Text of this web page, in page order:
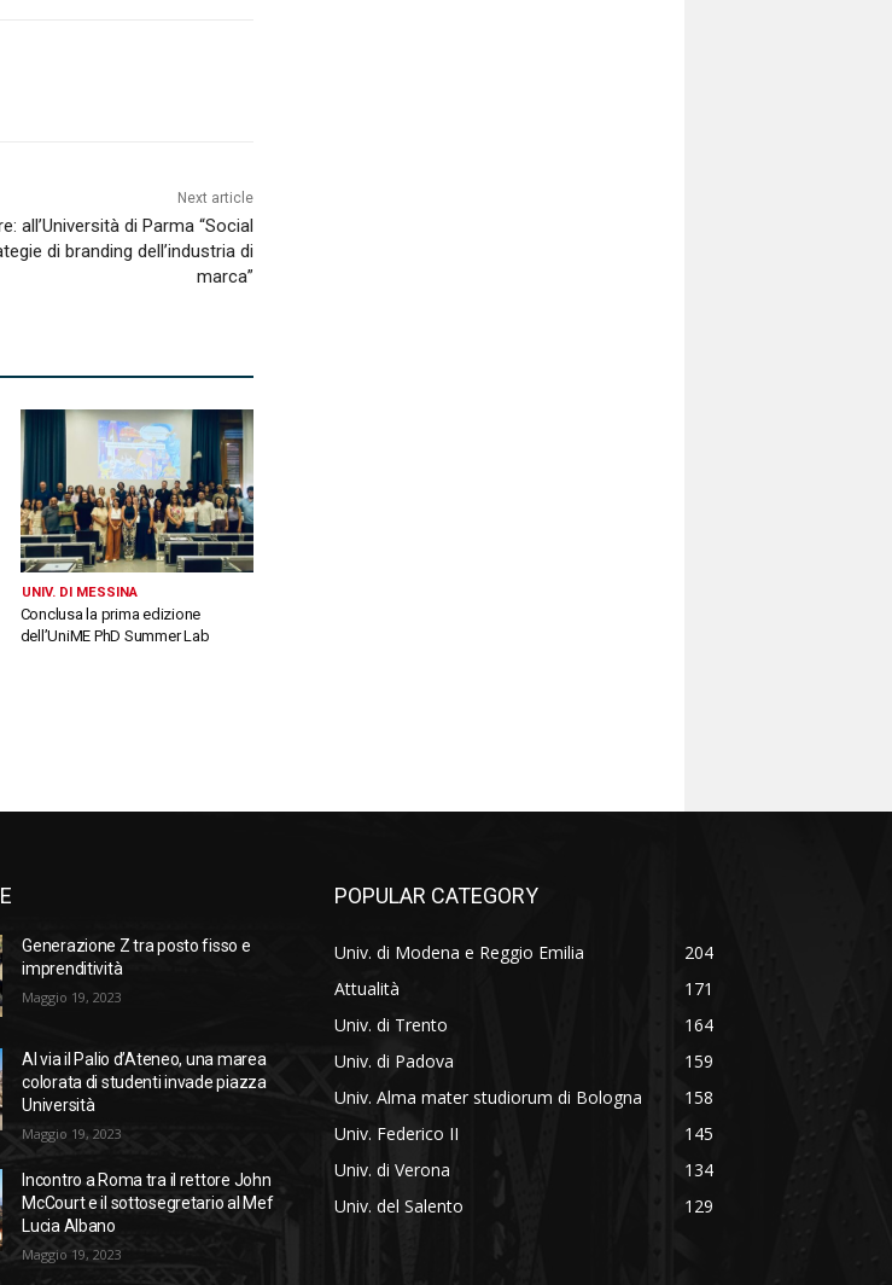
Next article
all’Università di Parma “Social
di branding dell’industria di
marca”
UNIV. DI MESSINA
Conclusa la prima edizione
dell’UniME PhD Summer Lab
Generazione Z tra posto fisso e
imprenditività
Maggio 19, 2023
Al via il Palio d’Ateneo, una marea
colorata di studenti invade piazza
Università
Maggio 19, 2023
Incontro a Roma tra il rettore John
McCourt e il sottosegretario al Mef
Lucia Albano
Maggio 19, 2023
POPULAR CATEGORY
Univ. di Modena e Reggio Emilia
204
Attualità
171
Univ. di Trento
164
Univ. di Padova
159
Univ. Alma mater studiorum di Bologna
158
Univ. Federico II
145
Univ. di Verona
134
Univ. del Salento
129